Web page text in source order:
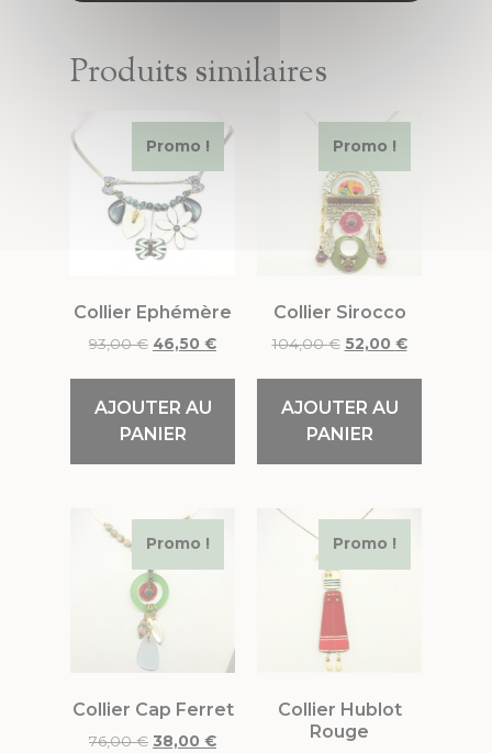
Produits similaires
Promo !
Collier Ephémère
93,00€ 46,50 €
AJOUTER AU
PANIER
Promo !
Collier Sirocco
104,00€ 52,00 €
AJOUTER AU
PANIER
Promo !
Collier Cap Ferret
76,00€ 38,00 €
Promo !
Collier Hublot
Rouge